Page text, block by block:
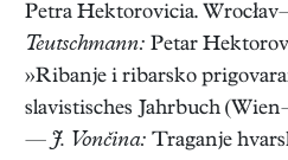
Petra Hektorovicia.
Teutschmann: Petar
»Ribanje i ribarsko
slavistisches Jahrbuch
— J. Vončina: Traganje